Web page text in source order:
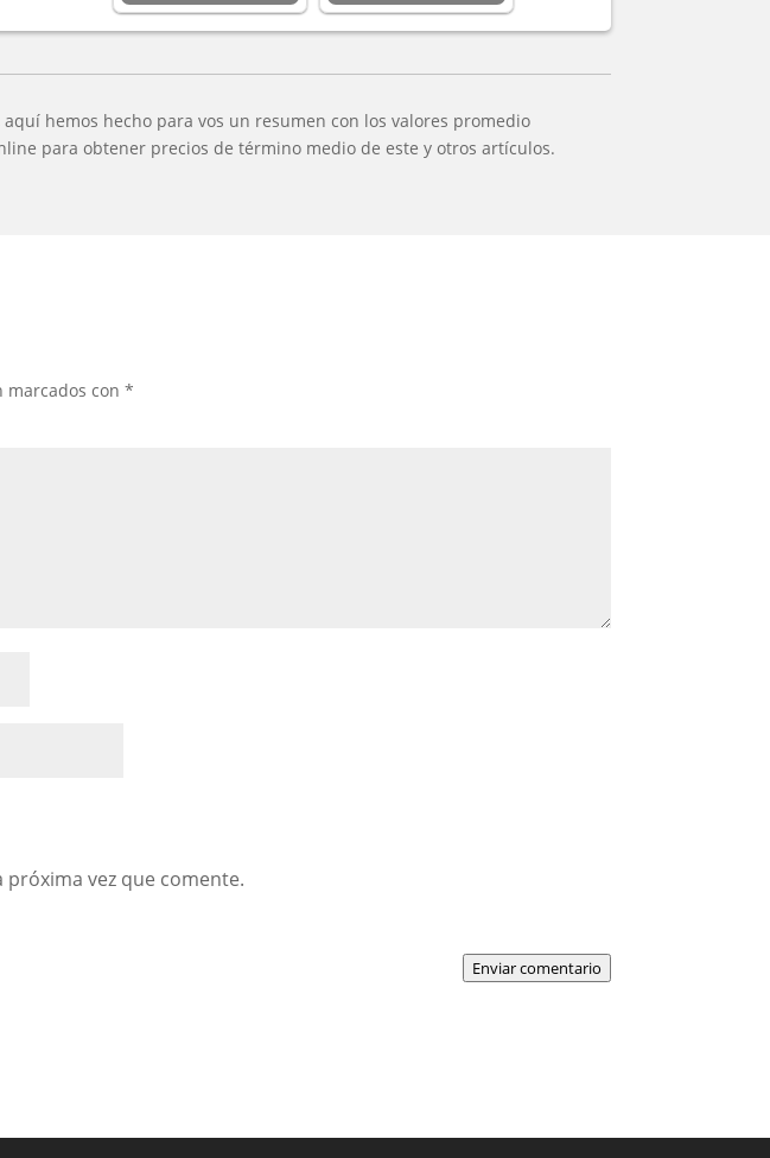
hemos hecho para vos un resumen con los valores promedio
para obtener precios de término medio de este y otros artículos.
marcados con*
vez que comente.
Enviar comentario